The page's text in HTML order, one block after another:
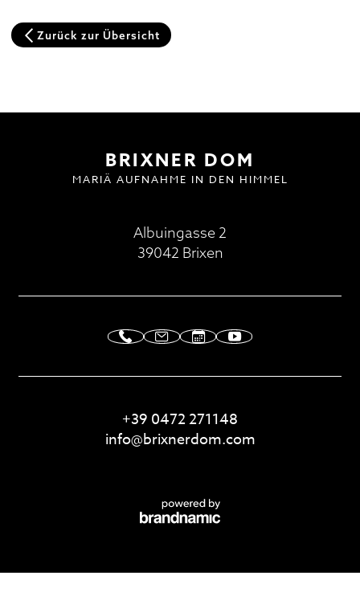
Zurück zur Übersicht
BRIXNER DOM
MARIÄ AUFNAHME IN DEN HIMMEL
Albuingasse 2
39042 Brixen
+39 0472 271148
info@brixnerdom.com